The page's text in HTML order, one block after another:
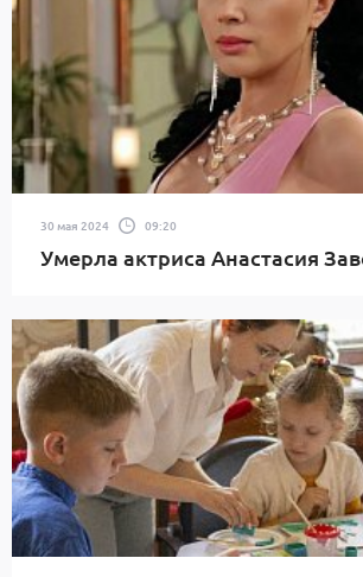
30 мая 2024 09:20
Умерла актриса Анастасия